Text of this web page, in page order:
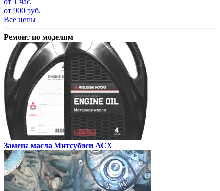
от 1 час.
от 900 руб.
Все цены
Ремонт по моделям
Замена масла Митсубиси АСХ